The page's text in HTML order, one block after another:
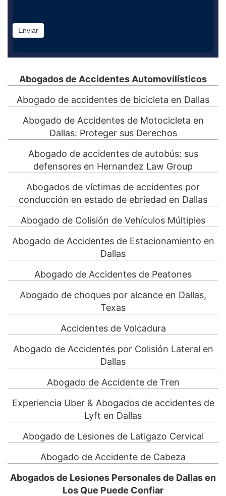
Enviar
Abogados de Accidentes Automovilísticos
Abogado de accidentes de bicicleta en Dallas
Abogado de Accidentes de Motocicleta en
Dallas: Proteger sus Derechos
Abogado de accidentes de autobús: sus
defensores en Hernandez Law Group
Abogados de víctimas de accidentes por
conducción en estado de ebriedad en Dallas
Abogado de Colisión de Vehículos Múltiples
Abogado de Accidentes de Estacionamiento en
Dallas
Abogado de Accidentes de Peatones
Abogado de choques por alcance en Dallas,
Texas
Accidentes de Volcadura
Abogado de Accidentes por Colisión Lateral en
Dallas
Abogado de Accidente de Tren
Experiencia Uber & Abogados de accidentes de
Lyft en Dallas
Abogado de Lesiones de Latigazo Cervical
Abogado de Accidente de Cabeza
Abogados de Lesiones Personales de Dallas en
Los Que Puede Confiar